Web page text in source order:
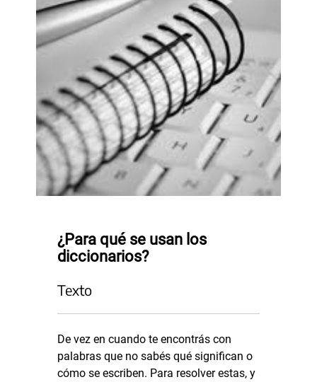
¿Para qué se usan los
diccionarios?
Texto
De vez en cuando te encontrás con
palabras que no sabés qué significan o
cómo se escriben. Para resolver estas, y